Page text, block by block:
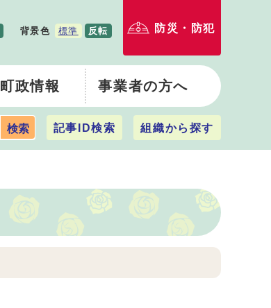
背景色 標準 反転 防災・防犯
町政情報 事業者の方へ
検索 記事ID検索 組織から探す